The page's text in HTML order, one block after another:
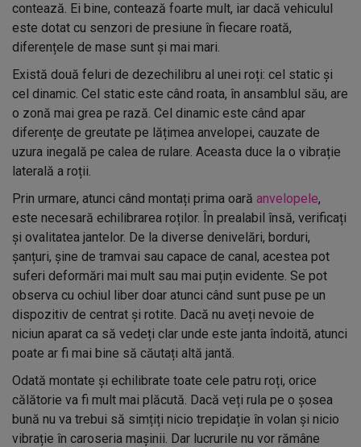
contează. Ei bine, contează foarte mult, iar dacă vehiculul
este dotat cu senzori de presiune în fiecare roată,
diferențele de mase sunt și mai mari.
Există două feluri de dezechilibru al unei roți: cel static și
cel dinamic. Cel static este când roata, în ansamblul său, are
o zonă mai grea pe rază. Cel dinamic este când apar
diferențe de greutate pe lățimea anvelopei, cauzate de
uzura inegală pe calea de rulare. Aceasta duce la o vibrație
laterală a roții.
Prin urmare, atunci când montați prima oară anvelopele,
este necesară echilibrarea roților. În prealabil însă, verificați
și ovalitatea jantelor. De la diverse denivelări, borduri,
șanțuri, șine de tramvai sau capace de canal, acestea pot
suferi deformări mai mult sau mai puțin evidente. Se pot
observa cu ochiul liber doar atunci când sunt puse pe un
dispozitiv de centrat și rotite. Dacă nu aveți nevoie de
niciun aparat ca să vedeți clar unde este janta îndoită, atunci
poate ar fi mai bine să căutați altă jantă.
Odată montate și echilibrate toate cele patru roți, orice
călătorie va fi mult mai plăcută. Dacă veți rula pe o șosea
bună nu va trebui să simțiți nicio trepidație în volan și nicio
vibrație în caroseria mașinii. Dar lucrurile nu vor rămâne